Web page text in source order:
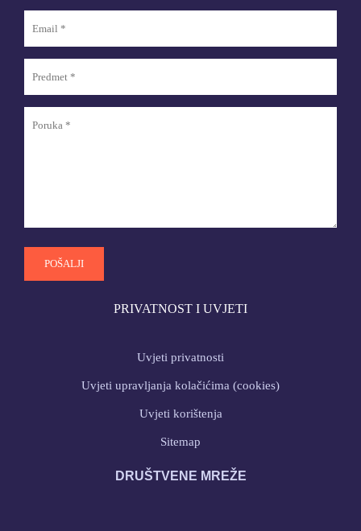
PRIVATNOST I UVJETI
Uvjeti privatnosti
Uvjeti upravljanja kolačićima (cookies)
Uvjeti korištenja
Sitemap
DRUŠTVENE MREŽE